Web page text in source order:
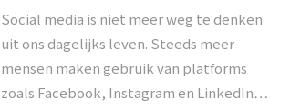
Social media is niet meer weg te denken
uit ons dagelijks leven. Steeds meer
mensen maken gebruik van platforms
zoals Facebook, Instagram en LinkedIn…